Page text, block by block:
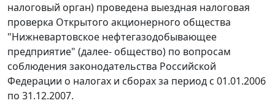
налоговый орган) проведена выездная налоговая
проверка Открытого акционерного общества
"Нижневартовское нефтегазодобывающее
предприятие" (далее- общество) по вопросам
соблюдения законодательства Российской
Федерации о налогах и сборах за период с 01.01.2006
по 31.12.2007.